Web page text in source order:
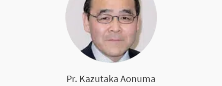
Pr. Kazutaka Aonuma